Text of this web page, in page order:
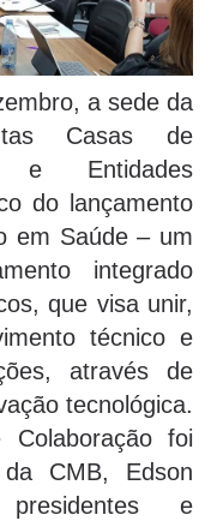
a sede da
Casas de
e Entidades
do lançamento
em Saúde – um
integrado
que visa unir,
técnico e
através de
tecnológica.
foi
CMB, Edson
e